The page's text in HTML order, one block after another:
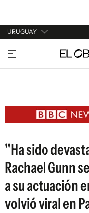
URUGUAY
URUGUAY
ARGENTINA
ESTADOS UNIDOS
"Ha sido
Rachael Gunn
a su actuación
volvió viral en